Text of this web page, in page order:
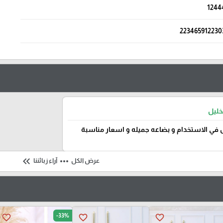
الاستخدام و بضاعه جميله و اسعار مناسبة
عرض الكل more_horiz آراء زبائننا keyboard_double_arrow_left
favorite_border
favorite_border
favorite_border -33%